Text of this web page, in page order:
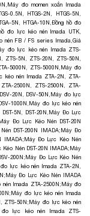
,Máy đo momen xoắn Imada
0.5N, HTGS-2N, HTGS-5N,
5N, HTGA-10N,Đồng hồ đo
đo lực kéo nén Imada UTK,
nén FB / FS series Imada,Giá
đo lực kéo nén Imada ZTS-
ZTS-5N, ZTS-20N, ZTS-50N,
5000N, ZTS-5000N,Máy đo
kéo nén Imada ZTA-2N, ZTA-
2500N, ZTS-2500N, ZTA-
20N, DSV-50N,Máy đo lực
1000N,Máy đo lực kéo nén
5N, DST-20N,Máy Đo Lực
Đo Lực Kéo Nén DST-20N
DST-200N IMADA;Máy Đo
IMADA;Máy Đo Lực Kéo Nén
Nén DST-20N IMADA;Máy
200N;Máy Đo Lực Kéo Nén
lực kéo nén Imada ZTA-2N,
;Máy Đo Lực Kéo Nén IMADA
Imada ZTA-2500N;Máy đo
;Máy đo lực kéo nén Imada
ZTS-50N;Máy đo lực kéo nén
đo lực kéo nén Imada ZTS-